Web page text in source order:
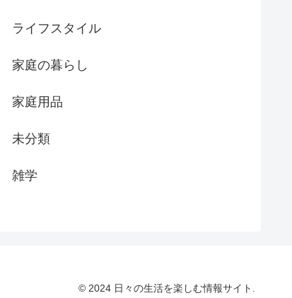
ライフスタイル
家庭の暮らし
家庭用品
未分類
雑学
© 2024 日々の生活を楽しむ情報サイト.